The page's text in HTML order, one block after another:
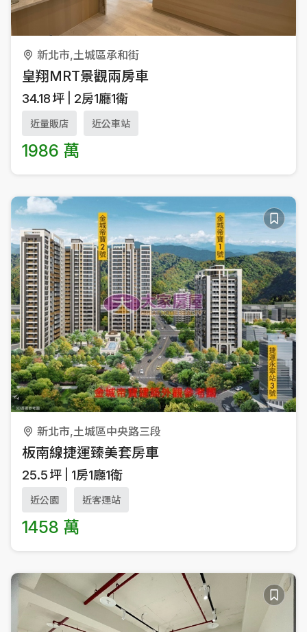
新北市,土城區承和街
皇翔MRT景觀兩房車
34.18坪 2房1廳1衛
近量販店 近公車站
1986 萬
新北市,土城區中央路三段
板南線捷運臻美套房車
25.5坪 1房1廳1衛
近公園 近客運站
1458 萬